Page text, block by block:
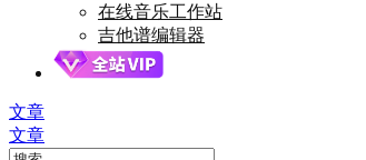
在线音乐工作站
吉他谱编辑器
文章
文章